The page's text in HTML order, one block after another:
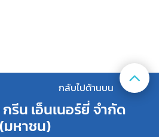
กลับไปด้านบน
รีน เอ็นเนอร์ยี่ จํากัด
(มหาชน)